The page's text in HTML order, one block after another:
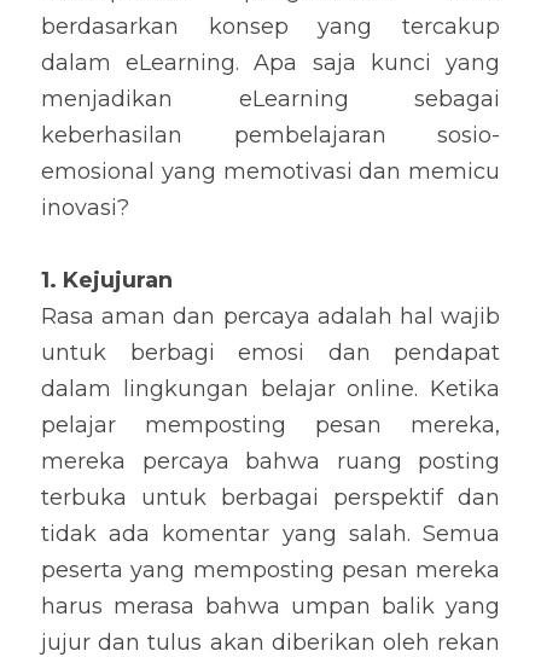
berdasarkan konsep yang tercakup
dalam eLearning. Apa saja kunci yang
menjadikan eLearning sebagai
keberhasilan pembelajaran sosio-
emosional yang memotivasi dan memicu
inovasi?
1. Kejujuran
Rasa aman dan percaya adalah hal wajib
untuk berbagi emosi dan pendapat
dalam lingkungan belajar online. Ketika
pelajar memposting pesan mereka,
mereka percaya bahwa ruang posting
terbuka untuk berbagai perspektif dan
tidak ada komentar yang salah. Semua
peserta yang memposting pesan mereka
harus merasa bahwa umpan balik yang
jujur ​​dan tulus akan diberikan oleh rekan